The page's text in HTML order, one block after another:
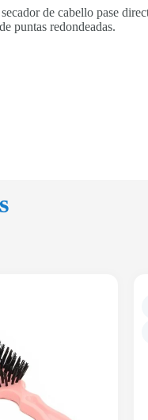
de cabello pase
puntas redondeadas.